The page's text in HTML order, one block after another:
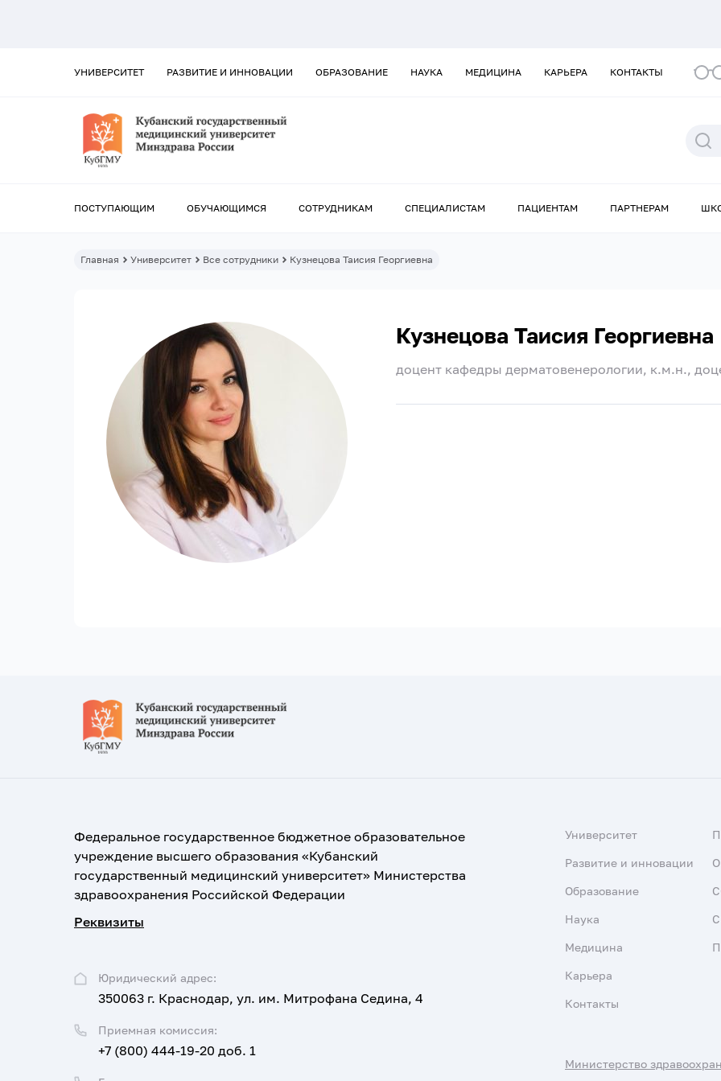
УНИВЕРСИТЕТ РАЗВИТИЕ И ИННОВАЦИИ ОБРАЗОВАНИЕ НАУКА МЕДИЦИНА КАРЬЕРА КОНТАКТЫ
ПОСТУПАЮЩИМ ОБУЧАЮЩИМСЯ СОТРУДНИКАМ СПЕЦИАЛИСТАМ ПАЦИЕНТАМ ПАРТНЕРАМ
Главная Университет Все сотрудники Кузнецова Таисия Георгиевна
Кузнецова Таисия Георгиевна
доцент кафедры дерматовенерологии, к.м.н.,
Федеральное государственное бюджетное образовательное
учреждение высшего образования «Кубанский
государственный медицинский университет» Министерства
здравоохранения Российской Федерации
Реквизиты
Юридический адрес:
350063 г. Краснодар, ул. им. Митрофана Седина, 4
Приемная комиссия:
+7 (800) 444-19-20 доб. 1
Университет
Развитие и инновации
Образование
Наука
Медицина
Карьера
Контакты
Министерство